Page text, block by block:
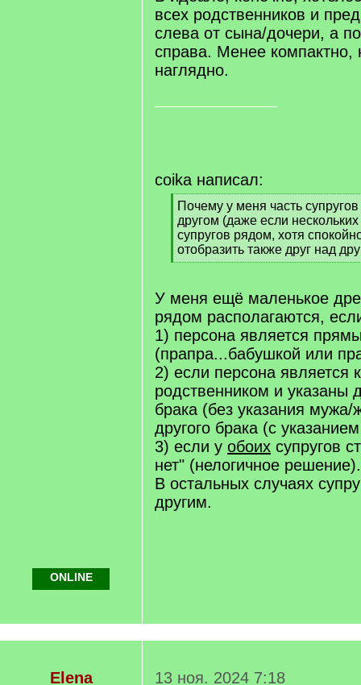
всех родственников и
слева от сына/дочери, а
справа. Менее компактно,
наглядно.
coika написал:
[
q
]
Почему у меня часть
другом (даже если
супругов рядом, хотя
отобразить также друг над
[
q
]
У меня ещё маленькое
рядом располагаются,
1) персона является
(прапра...бабушкой или
2) если персона является
родственником и указаны
брака (без указания
другого брака (с
3) если у обоих супругов
нет" (нелогичное решение).
В остальных случаях
другим.
ONLINE
Elena
13 ноя. 2024 7:18